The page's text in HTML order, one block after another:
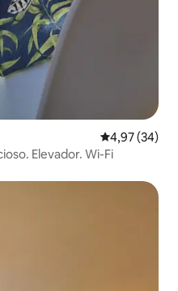
4,97 de uma
4,97 (34)
Elevador. Wi-Fi